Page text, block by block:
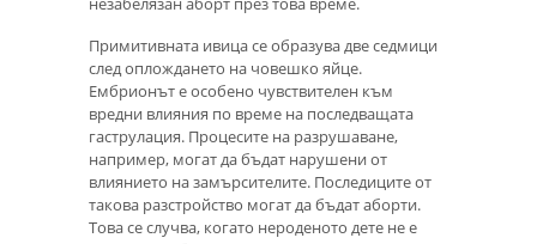
Примитивната ивица се образува две седмици
след оплождането на човешко яйце.
Ембрионът е особено чувствителен към
вредни влияния по време на последващата
гаструлация. Процесите на разрушаване,
например, могат да бъдат нарушени от
влиянието на замърсителите. Последиците от
такова разстройство могат да бъдат аборти.
Това се случва, когато нероденото дете не е